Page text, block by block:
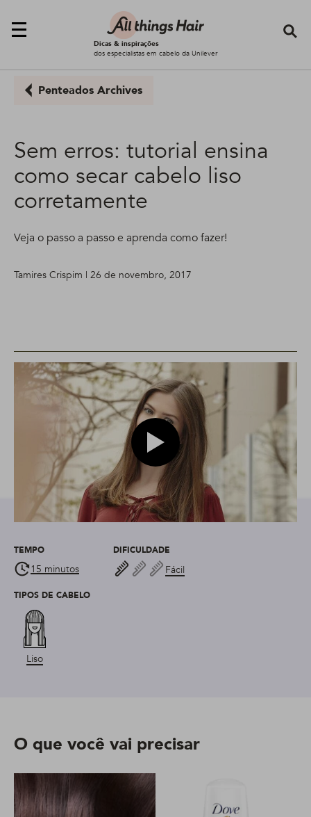
Dicas & inspirações
dos especialistas em cabelo da Unilever
Penteados Archives
Sem erros: tutorial ensina
como secar cabelo liso
corretamente
Veja o passo a passo e aprenda como fazer!
Tamires Crispim | 26 de novembro, 2017
Play video modelo de como
TEMPO
15 minutos
DIFICULDADE
Fácil
TIPOS DE CABELO
Liso
O que você vai precisar